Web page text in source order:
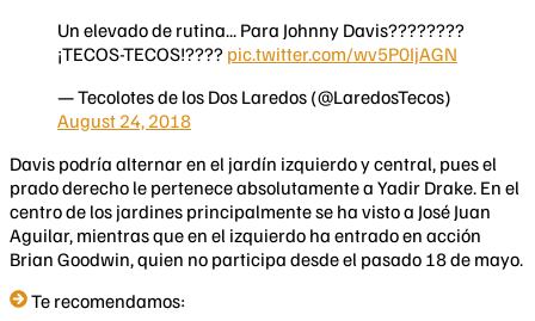
Un elevado de rutina... Para Johnny Davis????????
¡TECOS-TECOS!???? pic.twitter.com/wv5P0IjAGN
— Tecolotes de los Dos Laredos (@LaredosTecos)
August 24, 2018
Davis podría alternar en el jardín izquierdo y central, pues el
prado derecho le pertenece absolutamente a Yadir Drake. En el
centro de los jardines principalmente se ha visto a José Juan
Aguilar, mientras que en el izquierdo ha entrado en acción
Brian Goodwin, quien no participa desde el pasado 18 de mayo.
Te recomendamos: